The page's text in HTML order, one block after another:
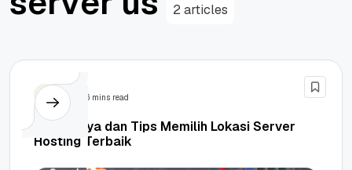
2 articles
6 mins read
Pentingnya dan Tips Memilih Lokasi Server
Hosting Terbaik